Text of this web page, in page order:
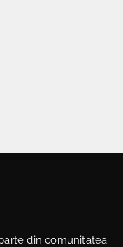
din comunitatea